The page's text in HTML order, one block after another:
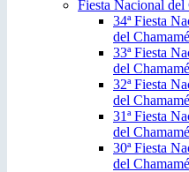
Fiesta Nacional del
34ª Fiesta
del
33ª Fiesta
del
32ª Fiesta
del
31ª Fiesta
del
30ª Fiesta
del